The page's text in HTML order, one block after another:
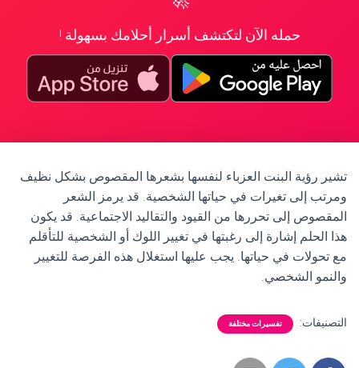
حمله الآن لتكتشف أسرار أحلامك بسهولة !
تشير رؤية البنت العزباء لنفسها بشعرها المقصوص بشكل نظيف
ومرتب إلى تغيرات في حياتها الشخصية. قد يرمز الشعر
المقصوص إلى تحررها من القيود والتقاليد الاجتماعية. قد يكون
هذا الحلم إشارة إلى رغبتها في تغيير اللوك أو الشخصية للتأقلم
مع تحولات في حياتها. يجب عليها استغلال هذه الفرصة للتغيير
والنمو الشخصي.
التصنيفات: تفسيرات مختلفة